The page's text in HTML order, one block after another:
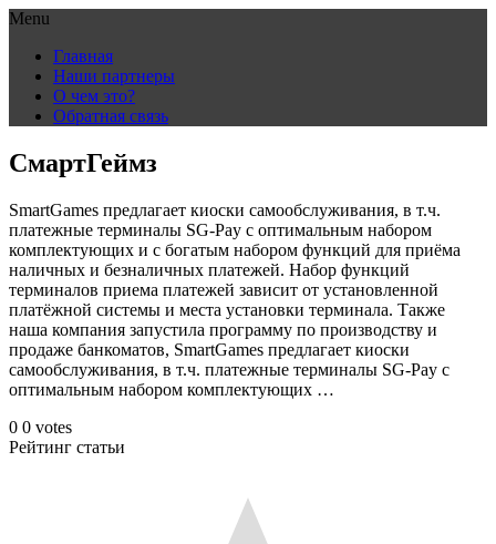
Menu
content
Главная
Наши партнеры
О чем это?
Обратная связь
СмартГеймз
SmartGames предлагает киоски самообслуживания, в т.ч.
платежные терминалы SG-Pay с оптимальным набором
комплектующих и с богатым набором функций для приёма
наличных и безналичных платежей. Набор функций
терминалов приема платежей зависит от установленной
платёжной системы и места установки терминала. Также
наша компания запустила программу по производству и
продаже банкоматов, SmartGames предлагает киоски
самообслуживания, в т.ч. платежные терминалы SG-Pay с
оптимальным набором комплектующих …
0 0 votes
Рейтинг статьи